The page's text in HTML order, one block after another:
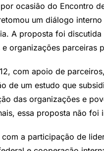
por ocasião do Encontro
um diálogo
A proposta foi
e organizações parceiras
com apoio de
de um estudo que
das organizações e
essa proposta não foi
com a participação de